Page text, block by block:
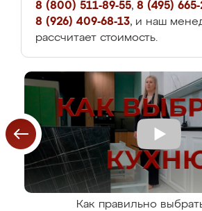
8 (800) 511-89-55, 8 (495)
8 (926) 409-68-13, и наш
рассчитает стоимость.
Как правильно